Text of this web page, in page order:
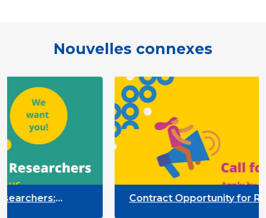
Nouvelles connexes
Contract Opportunity for Researchers: